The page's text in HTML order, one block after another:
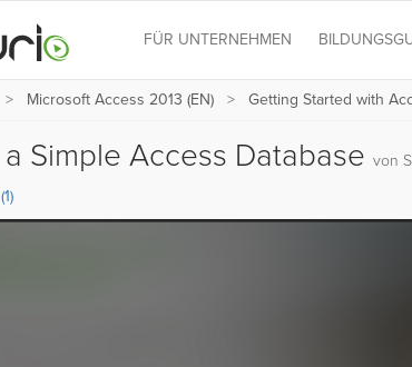
FÜR UNTERNEHMEN
Microsoft Access 2013 (EN) Getting Started with
Simple Access Database von
(1)